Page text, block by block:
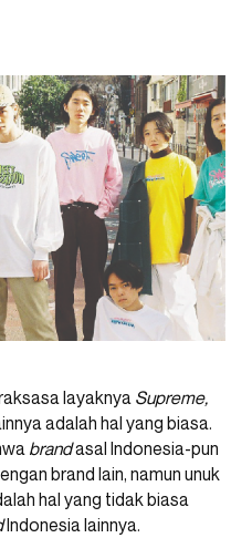
layaknyaSupreme,
adalah hal yang biasa.
brandasal Indonesia-pun
brand lain, namun unuk
hal yang tidak biasa
Indonesia lainnya.